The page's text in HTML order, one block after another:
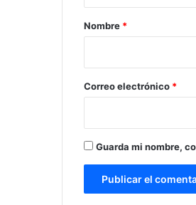
r
*
Nombre *
Correo electrónico *
Guarda mi nombre,